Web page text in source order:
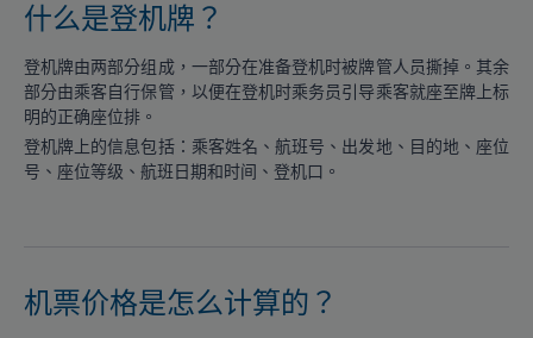
什么是登机牌？
登机牌由两部分组成，一部分在准备登机时被牌管人员撕掉。其余
部分由乘客自行保管，以便在登机时乘务员引导乘客就座至牌上标
明的正确座位排。
登机牌上的信息包括：乘客姓名、航班号、出发地、目的地、座位
号、座位等级、航班日期和时间、登机口。
机票价格是怎么计算的？